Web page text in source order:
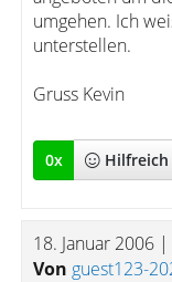
umgehen. Ich
unterstellen.
Gruss Kevin
0x Hilfreich
18. Januar 2006
Von guest123-